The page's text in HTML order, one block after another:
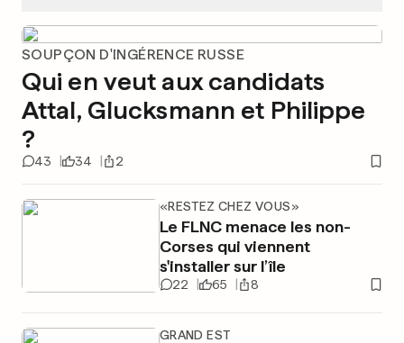
SOUPÇON D'INGÉRENCE RUSSE
Qui en veut aux candidats
Attal, Glucksmann et Philippe
?
43 34 2
«RESTEZ CHEZ VOUS»
Le FLNC menace les non-
Corses qui viennent
s'installer sur l’île
22 65 8
GRAND EST